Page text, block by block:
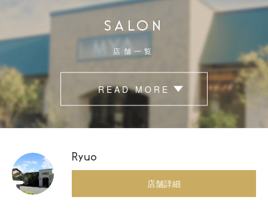
SALON
店舗一覧
READ MORE
Ryuo
店舗詳細